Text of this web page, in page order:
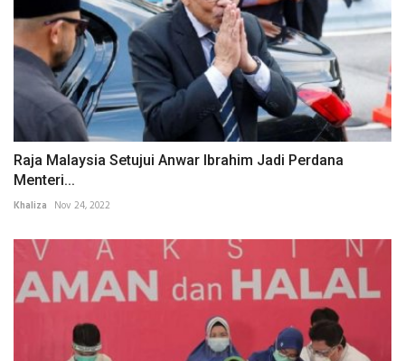
Raja Malaysia Setujui Anwar Ibrahim Jadi Perdana
Menteri...
Khaliza Nov 24, 2022